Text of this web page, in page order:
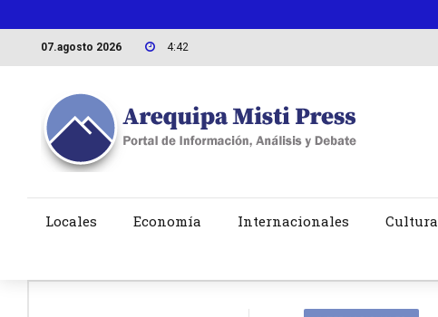
07.agosto 2026 4:42
Locales Economía Internacionales Cultura